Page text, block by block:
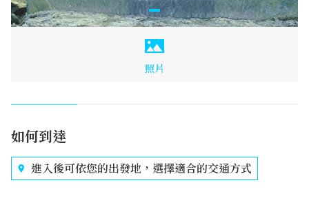
照片
如何到達
進入後可依您的出發地，選擇適合的交通方式